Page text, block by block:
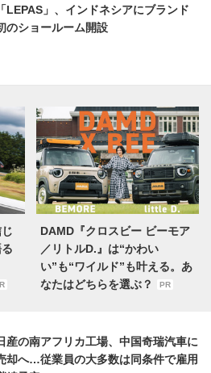
「LEPAS」、インドネシアにブランド
のショールーム開設
DAMD『クロスビー ビーモア
／リトルD.』は“かわい
い”も“ワイルド”も叶える。あ
なたはどちらを選ぶ？
PR
産の南アフリカ工場、中国奇瑞汽車に
却へ…従業員の大多数は同条件で雇用